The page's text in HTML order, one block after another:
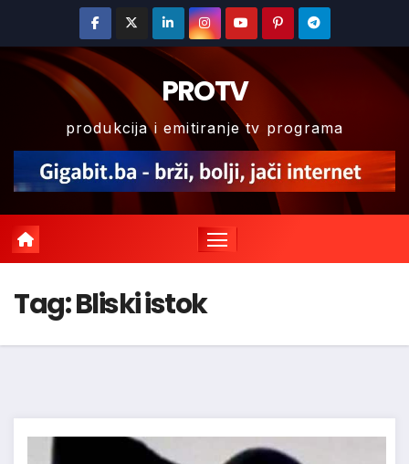
content
PROTV
produkcija i emitiranje tv programa
Tag:Bliski istok